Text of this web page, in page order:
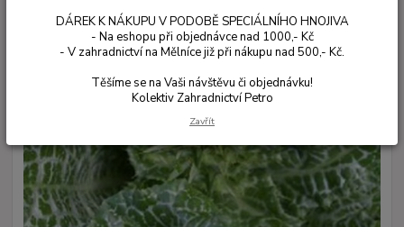
DÁREK K NÁKUPU V PODOBĚ SPECIÁLNÍHO HNOJIVA
- Na eshopu při objednávce nad 1000,- Kč
- V zahradnictví na Mělníce již při nákupu nad 500,- Kč.
Těšíme se na Vaši návštěvu či objednávku!
Kolektiv Zahradnictví Petro
Zavřít